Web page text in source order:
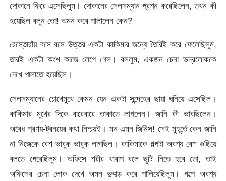
দোকানে ফিরে এসেছিলুম। দোকানের সেলসম্যান প্রশ্ন করেছিলেন, তখন কী
হয়েছিল বলুন তো! অমন করে পালালেন কেন?
রেস্তোরাঁয় বসে বসে উত্তর একটা কাকিমার জন্যে তৈরিই করে ফেলেছিলুম,
তারই একটা অংশ কাজে লেগে গেল। বললুম, একজন চেনা ভদ্রলোককে
দেখে পালাতে হয়েছিল।
সেলসম্যানের চোখেমুখে কেমন যেন একটা সন্দেহের ছায়া ঘনিয়ে এসেছিল।
কাকিমার মুখের দিকে বারেবারে তাকাতে লাগলেন। জানি কী ভাবছিলেন।
অবৈধ প্রণয়-ট্রনয়ের কথা নিশ্চয়ই। মন এমন জিনিস! সেই মুহূর্তে কেন জানি
না নিজেকে বেশ ভাবুক ভাবুক লাগছিল। কাকিমাকে গল্পটা অবশ্য বেশ গুছিয়ে
বলতে পেরেছিলুম। অফিসে শরীর খারাপ বলে ছুটি নিতে হবে তো, তাই
অফিসের চেনা লোক দেখে অমন দুদ্দাড় করে পালিয়েছিলুম। গল্পে অবশ্য